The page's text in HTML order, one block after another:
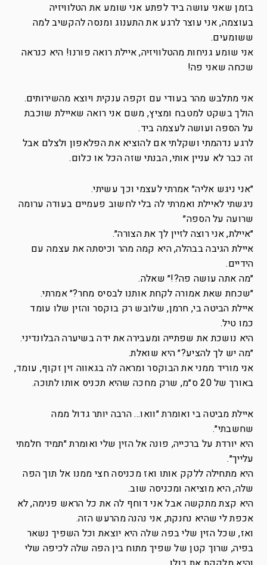
בזמן שאני עושה ביד לפתע אני שומע את הטלוויזיה
בעוצמה, אני עוצר לרגע את התענוג ומנסה להקשיב למה
ששומעים.
אני שומע גניחות מהטלוויזיה, איילת רואה פורנו! היא כנראה
שכחה שאני פה!
אני מתלבש מהר בעודי עם זקפה ענקית ויוצא מהשירותים.
הולך בשקט למטבח ומציץ, משם אני רואה שאיילת שוכבת
על הספה ועושה לעצמה ביד.
לרגע נדהמתי ושקלתי אם להוציא את הפלאפון ולצלם אבל
זה כבר לא עניין אותי, הבנתי שזה הכל או כלום.
״אני ניגש אליה״ אמרתי לעצמי וכך עשיתי.
ניגשתי לאיילת ואמרתי לה בלי לחשוב פעמיים בעודה ערומה
שרועה על הספה״
״איילת, אני רוצה לזיין לך את הצורה״.
איילת הגיבה בבהלה, היא קמה מהר וכיסתה את עצמה עם
הידיים.
״מה אתה עושה פה?!״ שאלה.
״שכחת שאת אמורה לקחת אותנו לבסיס מחר?״ אמרתי.
איילת הביטה בי, חרמן, שלובש רק בוקסר והזין שלו עומד
כמו טיל.
היא נושכת את שפתייה ומעבירה את ידה בשיערה הבלונדיני.
״מה יש לך להציע?״ היא שואלת.
אני מוריד ממני את הבוקסר ומראה לה בגאווה זין זקוף, עומד,
באורך של 20 ס״מ, שרק מחכה שהיא תכניס אותו לתוכה.
איילת מביטה בי ואומרת ״וואו… הרבה יותר גדול ממה
שחשבתי״.
היא יורדת על ברכייה, פונה אל הזין שלי ואומרת ״תמיד חלמתי
עלייך״.
היא מתחילה ללקק אותו ואז מכניסה חצי ממנו אל תוך הפה
שלה, היא מוציאה ומכניסה שוב.
היא קצת מתקשה אבל אני דוחף לה את כל הראש פנימה, לא
אכפת לי שהיא נחנקת, אני נהנה מהרעש הזה.
ואז, שכל הזין שלי בפה שלה היא יוצאת וכל השפיך נשאר
בפיה, שרוך קטן של שפיך מתוח בין הפה שלה לכיפה שלי